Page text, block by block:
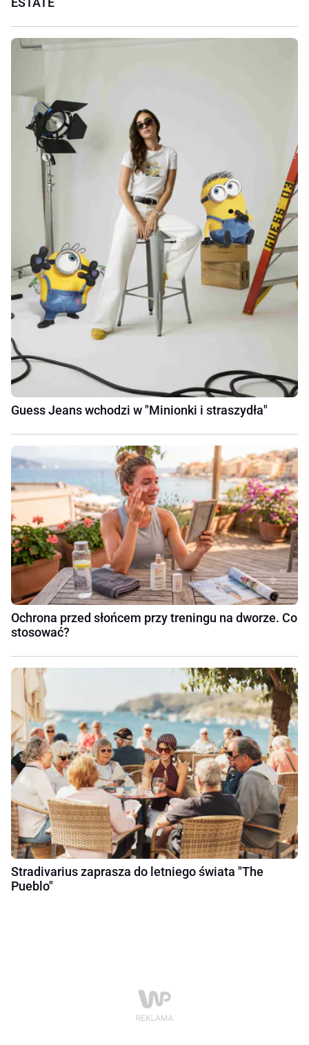
Guess Jeans wchodzi w "Minionki i straszydła"
Ochrona przed słońcem przy treningu na dworze. Co
stosować?
Stradivarius zaprasza do letniego świata "The
Pueblo"